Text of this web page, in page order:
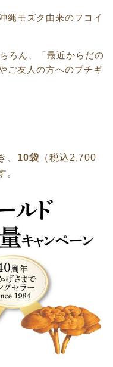
縄モズク由来のフコイ
ろん、「最近からだの
ご友人の方へのプチギ
、 10袋 （税込2,700
。